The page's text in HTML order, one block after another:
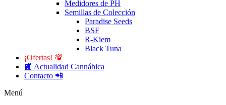
Medidores de PH
Semillas de Colección
Paradise Seeds
BSF
R-Kiem
Black Tuna
¡Ofertas! 💯
📰 Actualidad Cannábica
Contacto 📲
Menú